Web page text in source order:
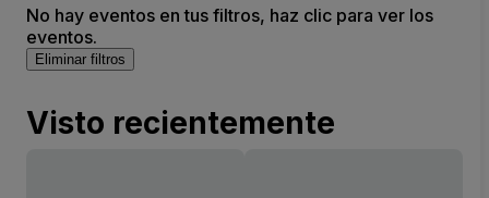
No hay eventos en tus filtros, haz clic para ver los
eventos.
Eliminar filtros
Visto recientemente